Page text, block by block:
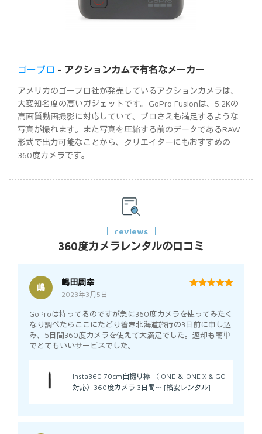
ゴープロ - アクションカムで有名なメーカー
アメリカのゴープロ社が発売しているアクションカメラは、
大変知名度の高いガジェットです。GoPro Fusionは、5.2Kの
高画質動画撮影に対応していて、プロさえも満足するような
写真が撮れます。また写真を圧縮する前のデータであるRAW
形式で出力可能なことから、クリエイターにもおすすめの
360度カメラです。
reviews
360度カメラレンタルの口コミ
嶋
嶋田周幸
2023年3月5日
GoProは持ってるのですが急に360度カメラを使ってみたく
なり調べたらここにたどり着き北海道旅行の3日前に申し込
み、5日間360度カメラを使えて大満足でした。返却も簡単
でとてもいいサービスでした。
Insta360 70cm自撮り棒 （ ONE ＆ ONE X & GO
対応）360度カメラ 3日間～ [格安レンタル]